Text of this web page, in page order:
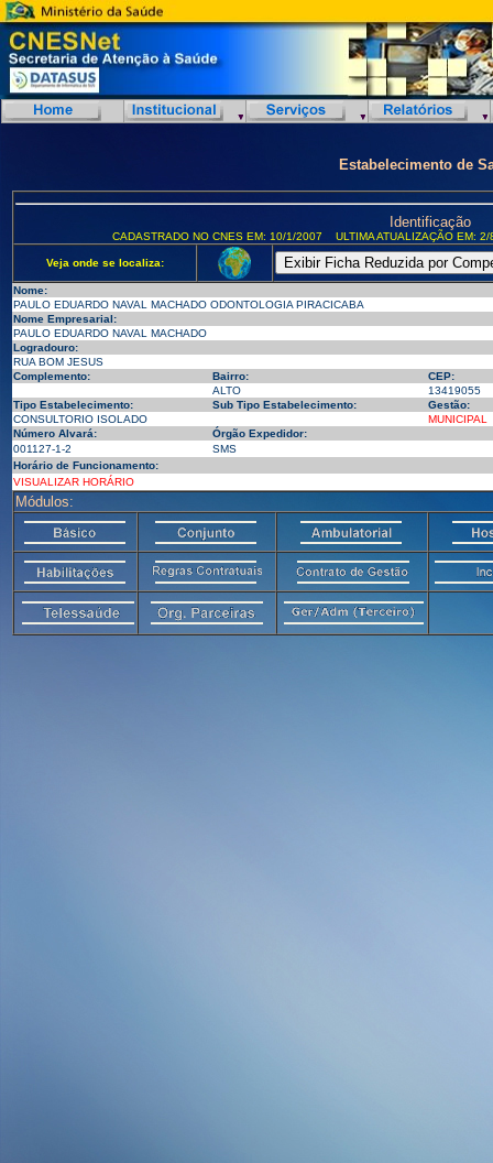
Estabelecimento de
Identificação
CADASTRADO NO CNES EM: 10/1/2007 ULTIMA ATUALIZAÇÃO EM:
Veja onde se localiza:
Nome:
PAULO EDUARDO NAVAL MACHADO ODONTOLOGIA PIRACICABA
Nome Empresarial:
PAULO EDUARDO NAVAL MACHADO
Logradouro:
RUA BOM JESUS
Complemento:
Bairro:
CEP:
ALTO
13419055
Tipo Estabelecimento:
Sub Tipo Estabelecimento:
Gestão:
CONSULTORIO ISOLADO
MUNICIPAL
Número Alvará:
Órgão Expedidor:
001127-1-2
SMS
Horário de Funcionamento:
VISUALIZAR HORÁRIO
Módulos: